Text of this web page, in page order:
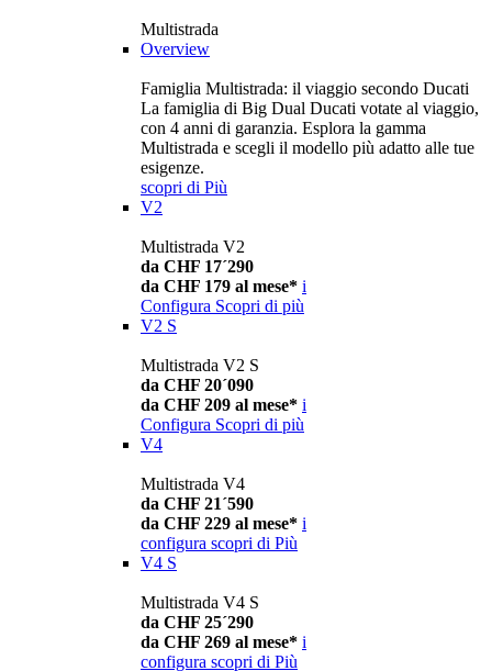
Multistrada
Overview
Famiglia Multistrada: il viaggio secondo Ducati
La famiglia di Big Dual Ducati votate al viaggio,
con 4 anni di garanzia. Esplora la gamma
Multistrada e scegli il modello più adatto alle tue
esigenze.
scopri di Più
V2
Multistrada V2
da CHF 17´290
da CHF 179 al mese* i
Configura Scopri di più
V2 S
Multistrada V2 S
da CHF 20´090
da CHF 209 al mese* i
Configura Scopri di più
V4
Multistrada V4
da CHF 21´590
da CHF 229 al mese* i
configura scopri di Più
V4 S
Multistrada V4 S
da CHF 25´290
da CHF 269 al mese* i
configura scopri di Più